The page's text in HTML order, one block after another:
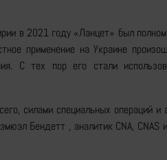
в 2021 году «Ланцет» был
применение на Украине
С тех пор его стали
силами специальных операций
Бендетт , аналитик CNA, CNAS